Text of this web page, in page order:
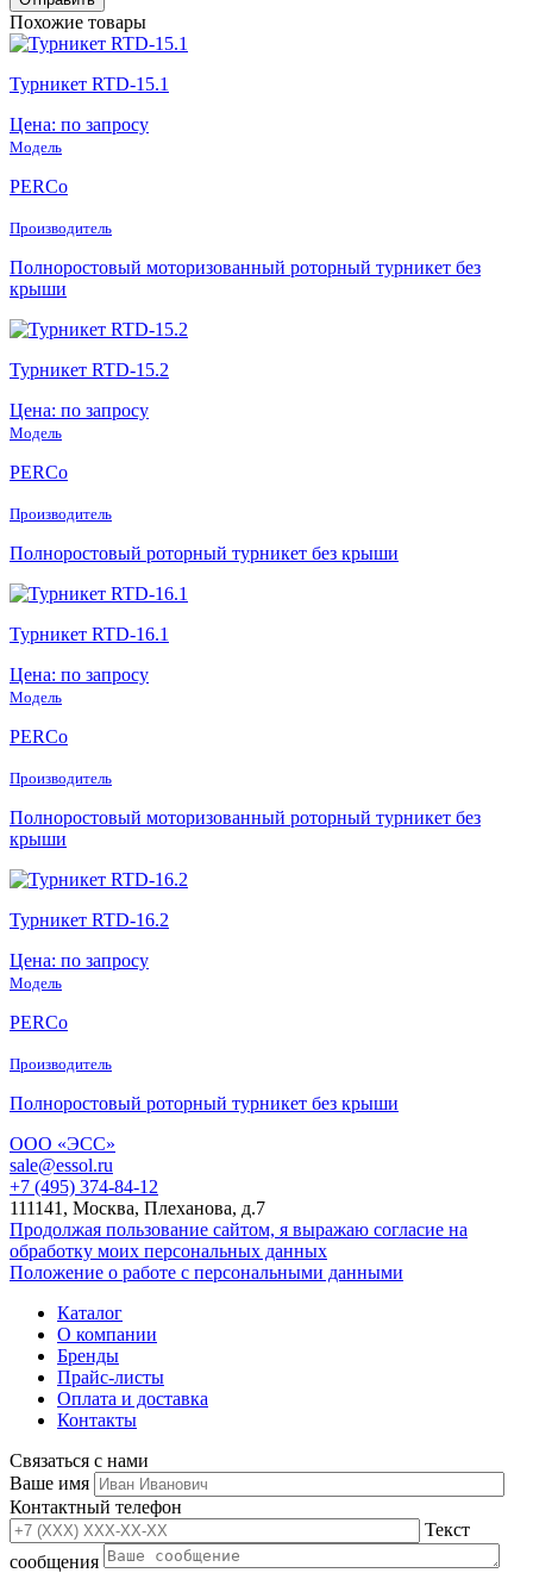
Похожие товары
Турникет RTD-15.1
Цена: по запросу
Модель
PERCo
Производитель
Полноростовый моторизованный роторный турникет без
крыши
Турникет RTD-15.2
Цена: по запросу
Модель
PERCo
Производитель
Полноростовый роторный турникет без крыши
Турникет RTD-16.1
Цена: по запросу
Модель
PERCo
Производитель
Полноростовый моторизованный роторный турникет без
крыши
Турникет RTD-16.2
Цена: по запросу
Модель
PERCo
Производитель
Полноростовый роторный турникет без крыши
ООО «ЭСС»
sale@essol.ru
+7 (495) 374-84-12
111141, Москва, Плеханова, д.7
Продолжая пользование сайтом, я выражаю согласие на
обработку моих персональных данных
Положение о работе с персональными данными
Каталог
О компании
Бренды
Прайс-листы
Оплата и доставка
Контакты
Связаться с нами
Ваше имя
Контактный телефон
Текст
сообщения